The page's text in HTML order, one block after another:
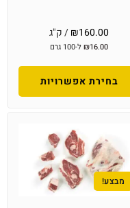
₪160.00 / ק"ג
₪16.00 ל-100 גרם
בחירת אפשרויות
מבצע!